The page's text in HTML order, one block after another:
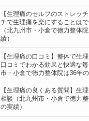
【生理痛のセルフのストレッ
チで生理痛を楽にすることは
（北九州市・小倉で徳力整体
績）
【生理痛の口コミ】整体で生
口コミでわかる効果と快適な
市・小倉で徳力整体院は36年の
【生理痛の良くある質問】生
相談（北九州市・小倉で徳力
の実績）